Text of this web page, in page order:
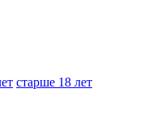
старше 18 лет